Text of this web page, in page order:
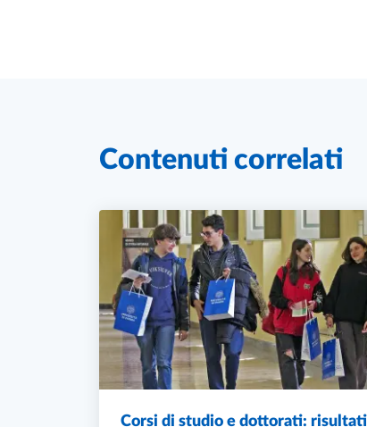
Contenuti correlati
Corsi di studio e dottorati: risultati